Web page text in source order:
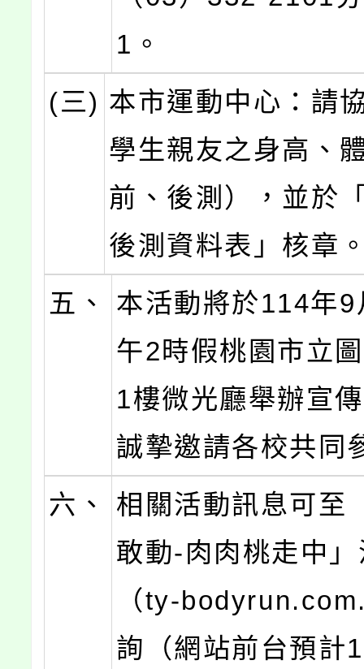
1。
(三) 本市運動中心：請
學生親友之身高、
前、後測），並於
後測資料表」核章
五、
本活動將於114年
午2時假桃園市立
1樓微光廳舉辦宣
誠摯邀請各校共同
六、
相關活動訊息可至
敢動-肉肉桃走中
（ty-
詢（網站前台預計